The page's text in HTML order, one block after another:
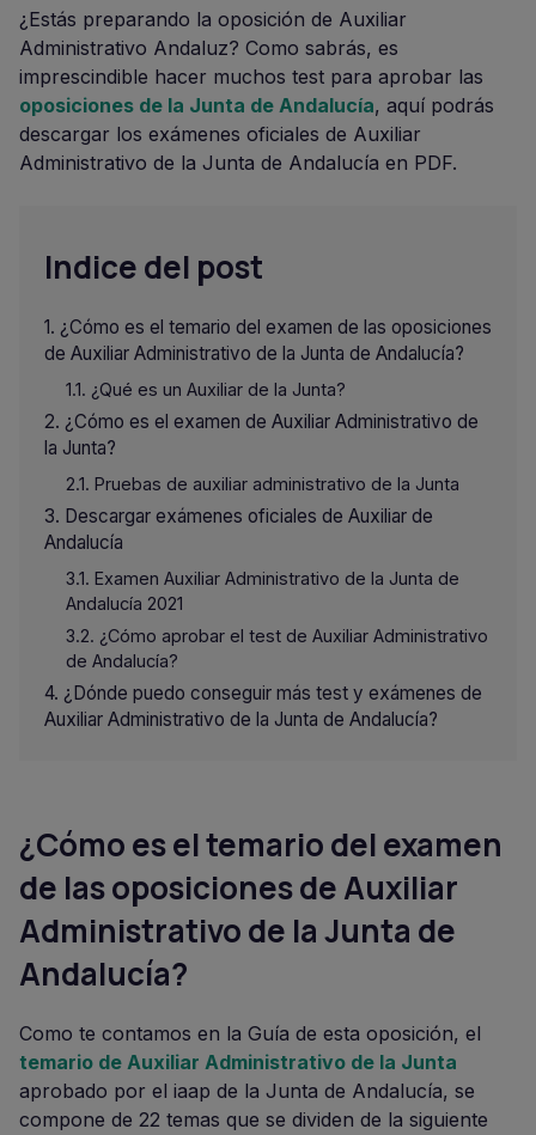
¿Estás preparando la oposición de Auxiliar
Administrativo Andaluz? Como sabrás, es
imprescindible hacer muchos test para aprobar las
oposiciones de la Junta de Andalucía, aquí podrás
descargar los exámenes oficiales de Auxiliar
Administrativo de la Junta de Andalucía en PDF.
Indice del post
¿Cómo es el temario del examen de las oposiciones
de Auxiliar Administrativo de la Junta de Andalucía?
¿Qué es un Auxiliar de la Junta?
¿Cómo es el examen de Auxiliar Administrativo de
la Junta?
Pruebas de auxiliar administrativo de la Junta
Descargar exámenes oficiales de Auxiliar de
Andalucía
Examen Auxiliar Administrativo de la Junta de
Andalucía 2021
¿Cómo aprobar el test de Auxiliar Administrativo
de Andalucía?
¿Dónde puedo conseguir más test y exámenes de
Auxiliar Administrativo de la Junta de Andalucía?
¿Cómo es el temario del examen
de las oposiciones de Auxiliar
Administrativo de la Junta de
Andalucía?
Como te contamos en la Guía de esta oposición, el
temario de Auxiliar Administrativo de la Junta
aprobado por el iaap de la Junta de Andalucía, se
compone de 22 temas que se dividen de la siguiente